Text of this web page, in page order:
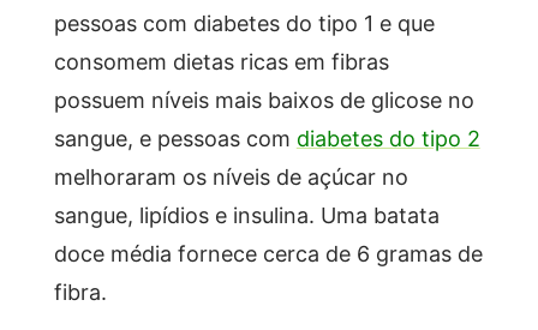
pessoas com diabetes do tipo 1 e que
consomem dietas ricas em fibras
possuem níveis mais baixos de glicose no
sangue, e pessoas com diabetes do tipo 2
melhoraram os níveis de açúcar no
sangue, lipídios e insulina. Uma batata
doce média fornece cerca de 6 gramas de
fibra.